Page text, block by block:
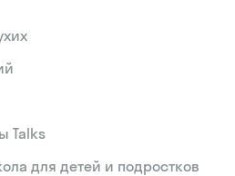
Talks
для детей и подростков